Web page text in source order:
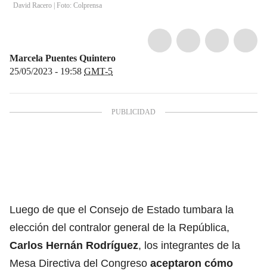
David Racero | Foto: Colprensa
Marcela Puentes Quintero
25/05/2023 - 19:58 GMT-5
Luego de que el Consejo de Estado tumbara la
elección del contralor general de la República,
Carlos Hernán Rodríguez, los integrantes de la
Mesa Directiva del Congreso aceptaron cómo